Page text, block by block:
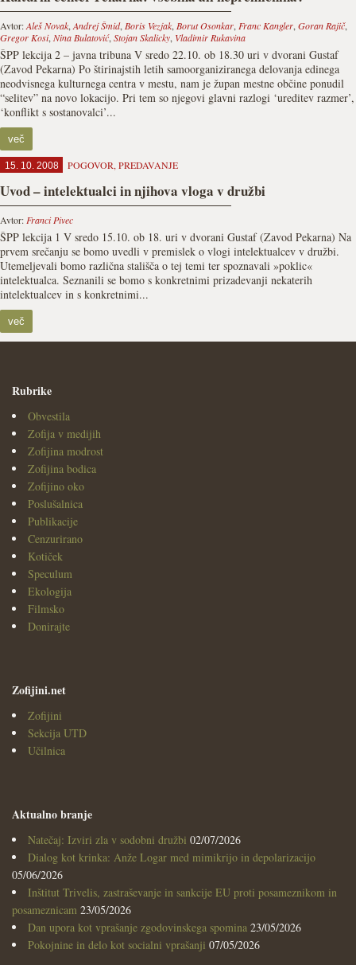
Avtor:Aleš Novak, Andrej Šmid, Boris Vezjak, Borut Osonkar, Franc Kangler, Goran Rajič,
Gregor Kosi, Nina Bulatović, Stojan Skalicky, Vladimir Rukavina
ŠPP lekcija 2 – javna tribuna V sredo 22.10. ob 18.30 uri v dvorani Gustaf
(Zavod Pekarna) Po štirinajstih letih samoorganiziranega delovanja edinega
neodvisnega kulturnega centra v mestu, nam je župan mestne občine ponudil
“selitev” na novo lokacijo. Pri tem so njegovi glavni razlogi ‘ureditev razmer’,
‘konflikt s sostanovalci’...
več
15. 10. 2008 POGOVOR, PREDAVANJE
Uvod – intelektualci in njihova vloga v družbi
Avtor: Franci Pivec
ŠPP lekcija 1 V sredo 15.10. ob 18. uri v dvorani Gustaf (Zavod Pekarna) Na
prvem srečanju se bomo uvedli v premislek o vlogi intelektualcev v družbi.
Utemeljevali bomo različna stališča o tej temi ter spoznavali »poklic«
intelektualca. Seznanili se bomo s konkretnimi prizadevanji nekaterih
intelektualcev in s konkretnimi...
več
Rubrike
Obvestila
Zofija v medijih
Zofijina modrost
Zofijina bodica
Zofijino oko
Poslušalnica
Publikacije
Cenzurirano
Kotiček
Speculum
Ekologija
Filmsko
Donirajte
Zofijini.net
Zofijini
Sekcija UTD
Učilnica
Aktualno branje
Natečaj: Izviri zla v sodobni družbi 02/07/2026
Dialog kot krinka: Anže Logar med mimikrijo in depolarizacijo
05/06/2026
Inštitut Trivelis, zastraševanje in sankcije EU proti posameznikom in
posameznicam 23/05/2026
Dan upora kot vprašanje zgodovinskega spomina 23/05/2026
Pokojnine in delo kot socialni vprašanji 07/05/2026